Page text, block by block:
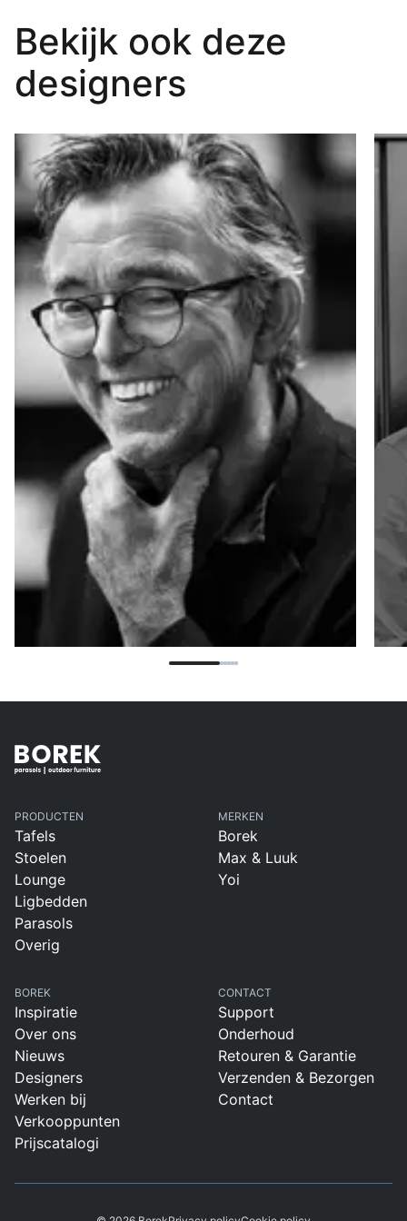
Bekijk ook deze
designers
k
meer
PRODUCTEN
Tafels
Stoelen
Lounge
Ligbedden
Parasols
Overig
MERKEN
Borek
Max & Luuk
Yoi
BOREK
Inspiratie
Over ons
Nieuws
Designers
Werken bij
Verkooppunten
Prijscatalogi
CONTACT
Support
Onderhoud
Retouren & Garantie
Verzenden & Bezorgen
Contact